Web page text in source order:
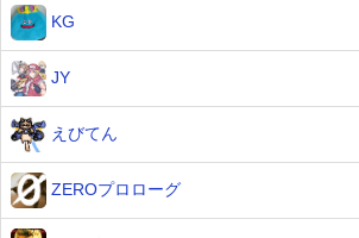
KG
JY
えびてん
ZEROプロローグ